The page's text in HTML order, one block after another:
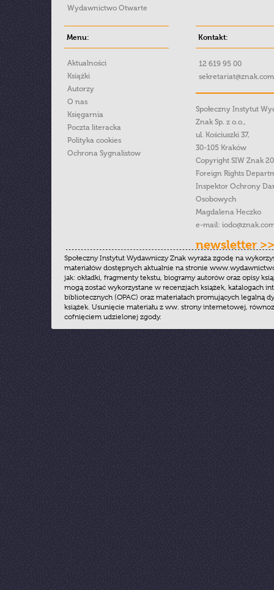
Wydawnictwo Otwarte
Menu:
Aktualności
Książki
Autorzy
O nas
Księgarnia
Poczta literacka
Polityka cookies
Ochrona Sygnalistow
Kontakt:
12 619 95 00
Społeczny Instytut
Znak Sp. z o.o.,
ul. Kościuszki 37,
30-105 Kraków
Copyright SIW Znak
Foreign Rights
Inspektor Ochrony
Osobowych
Magdalena Heczko
e-mail:
newsletter >>
Społeczny Instytut Wydawniczy Znak wyraża zgodę na
materiałów dostępnych aktualnie na stronie
jak: okładki, fragmenty tekstu, biogramy autorów oraz opisy
mogą zostać wykorzystane w recenzjach książek, katalogach
bibliotecznych (OPAC) oraz materiałach promujących legalną
książek. Usunięcie materiału z ww. strony internetowej,
cofnięciem udzielonej zgody.